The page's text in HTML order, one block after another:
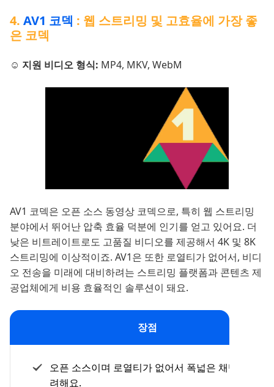
4. AV1 코덱 : 웹 스트리밍 및 고효율에 가장 좋
은 코덱
☺️ 지원 비디오 형식: MP4, MKV, WebM
AV1 코덱은 오픈 소스 동영상 코덱으로, 특히 웹 스트리밍
분야에서 뛰어난 압축 효율 덕분에 인기를 얻고 있어요. 더
낮은 비트레이트로도 고품질 비디오를 제공해서 4K 및 8K
스트리밍에 이상적이죠. AV1은 또한 로열티가 없어서, 비디
오 전송을 미래에 대비하려는 스트리밍 플랫폼과 콘텐츠 제
공업체에게 비용 효율적인 솔루션이 돼요.
장점
오픈 소스이며 로열티가 없어서 폭넓은 채택을 장
려해요.